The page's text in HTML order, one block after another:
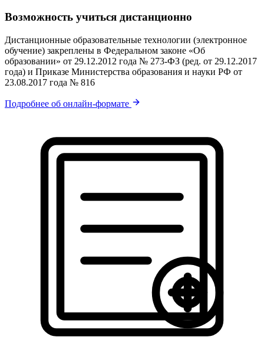
Возможность учиться дистанционно
Дистанционные образовательные технологии (электронное
обучение) закреплены в Федеральном законе «Об
образовании» от 29.12.2012 года № 273-ФЗ (ред. от 29.12.2017
года) и Приказе Министерства образования и науки РФ от
23.08.2017 года № 816
Подробнее об онлайн-формате